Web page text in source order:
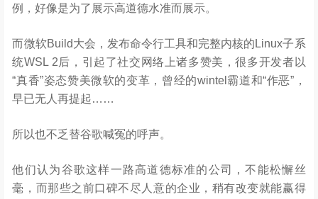
例，好像是为了展示高道德水准而展示。
而微软Build大会，发布命令行工具和完整内核的Linux子系
统WSL 2后，引起了社交网络上诸多赞美，很多开发者以
“真香”姿态赞美微软的变革，曾经的wintel霸道和“作恶”，
早已无人再提起……
所以也不乏替谷歌喊冤的呼声。
他们认为谷歌这样一路高道德标准的公司，不能松懈丝
毫，而那些之前口碑不尽人意的企业，稍有改变就能赢得